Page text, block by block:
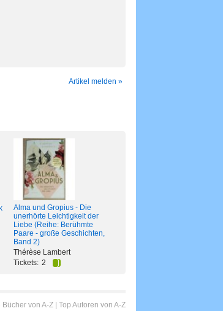
Artikel melden »
Alma und Gropius - Die
unerhörte Leichtigkeit der
Liebe (Reihe: Berühmte
Paare - große Geschichten,
Band 2)
Thérèse Lambert
Tickets: 2
Bücher von A-Z Top Autoren von A-Z